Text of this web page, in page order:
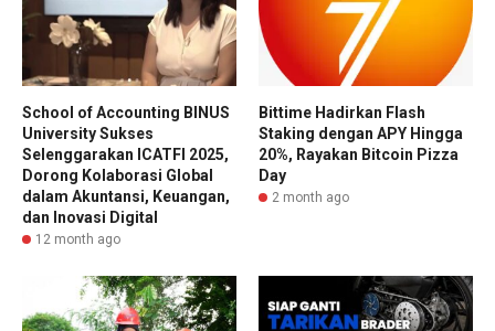
School of Accounting BINUS
University Sukses
Selenggarakan ICATFI 2025,
Dorong Kolaborasi Global
dalam Akuntansi, Keuangan,
dan Inovasi Digital
12 month ago
Bittime Hadirkan Flash
Staking dengan APY Hingga
20%, Rayakan Bitcoin Pizza
Day
2 month ago